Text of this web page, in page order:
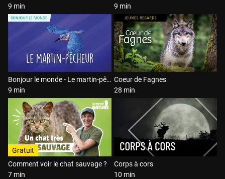
9 min
9 min
Bonjour le monde - Le martin-pêcheur
9 min
Coeur de Fagnes
28 min
Gratuit
Comment voir le chat sauvage ?
7 min
Corps à cors
10 min